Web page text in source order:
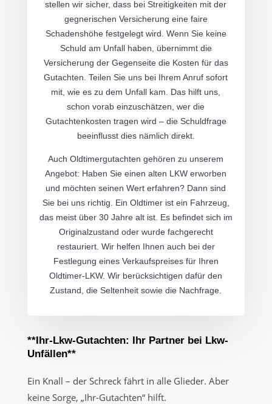
stellen wir sicher, dass bei Streitigkeiten mit der
gegnerischen Versicherung eine faire
Schadenshöhe festgelegt wird. Wenn Sie keine
Schuld am Unfall haben, übernimmt die
Versicherung der Gegenseite die Kosten für das
Gutachten. Teilen Sie uns bei Ihrem Anruf sofort
mit, wie es zu dem Unfall kam. Das hilft uns,
schon vorab einzuschätzen, wer die
Gutachtenkosten tragen wird – die Schuldfrage
beeinflusst dies nämlich direkt.
Auch Oldtimergutachten gehören zu unserem
Angebot: Haben Sie einen alten LKW erworben
und möchten seinen Wert erfahren? Dann sind
Sie bei uns richtig. Ein Oldtimer ist ein Fahrzeug,
das meist über 30 Jahre alt ist. Es befindet sich im
Originalzustand oder wurde fachgerecht
restauriert. Wir helfen Ihnen auch bei der
Festlegung eines Verkaufspreises für Ihren
Oldtimer-LKW. Wir berücksichtigen dafür den
Zustand, die Seltenheit sowie die Nachfrage.
**Ihr-Lkw-Gutachten: Ihr Partner bei Lkw-
Unfällen**
Ein Knall – der Schreck fährt in alle Glieder. Aber
keine Sorge, „Ihr-Gutachten“ hilft.